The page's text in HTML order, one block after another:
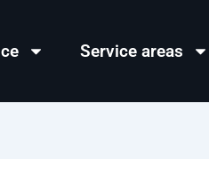
Service areas